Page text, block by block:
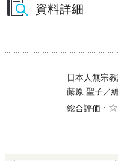
資料詳細
日本人無宗
藤原 聖子／
総合評価
5